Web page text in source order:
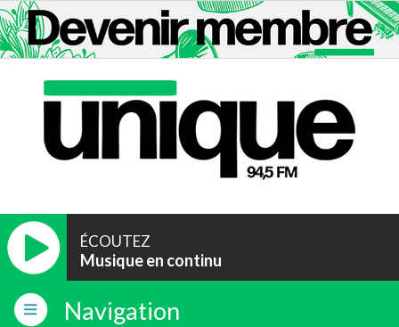
ÉCOUTEZ
Musique en continu
Navigation